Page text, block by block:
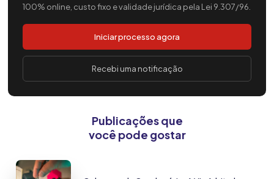
100% online, custo fixo e validade jurídica pela Lei 9.307/96.
Iniciar processo agora
Recebi uma notificação
Publicações que
você pode gostar